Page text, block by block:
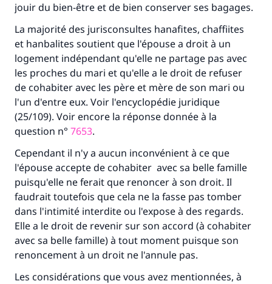
jouir du bien-être et de bien conserver ses bagages.
La majorité des jurisconsultes hanafites, chaffiites
et hanbalites soutient que l'épouse a droit à un
logement indépendant qu'elle ne partage pas avec
les proches du mari et qu'elle a le droit de refuser
de cohabiter avec les père et mère de son mari ou
l'un d'entre eux. Voir l'encyclopédie juridique
(25/109). Voir encore la réponse donnée à la
question n° 7653.
Cependant il n'y a aucun inconvénient à ce que
l'épouse accepte de cohabiter avec sa belle famille
puisqu'elle ne ferait que renoncer à son droit. Il
faudrait toutefois que cela ne la fasse pas tomber
dans l'intimité interdite ou l'expose à des regards.
Elle a le droit de revenir sur son accord (à cohabiter
avec sa belle famille) à tout moment puisque son
renoncement à un droit ne l'annule pas.
Les considérations que vous avez mentionnées, à
Faites une différence dans la vie de
millions de personnes grâce à votre
contribution
Aidez nous à apporter des réponses.
Le Messager d'Allah (Paix sur lui) a dit:
"Celui qui indique une bonne action obtient la
même récompense que celui qui le fait."
(MOUSLIM 1893)
Soutenez IslamQA